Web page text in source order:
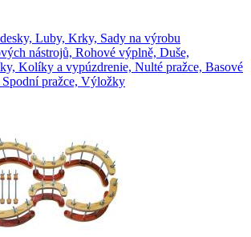
Luby, Krky, Sady na výrobu
nástrojů, Rohové výplně, Duše,
Kolíky a vypúzdrenie, Nulté pražce, Basové
Spodní pražce, Výložky